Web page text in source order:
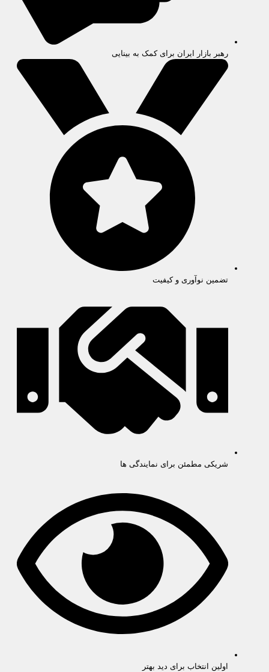
رهبر بازار ایران برای کمک به بینایی
تضمین نوآوری و کیفیت
شریکی مطمئن برای نمایندگی ها
اولین انتخاب برای دید بهتر